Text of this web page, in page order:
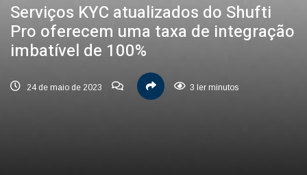
Serviços KYC atualizados do Shufti
Pro oferecem uma taxa de integração
imbatível de 100%
24 de maio de 2023 3 ler minutos